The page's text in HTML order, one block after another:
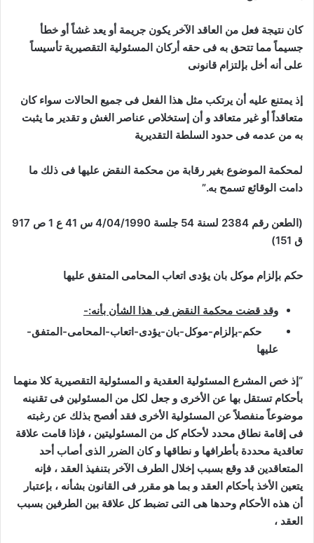
كان نتيجة فعل من العاقد الآخر يكون جريمة أو يعد غشاً أو خطأ
جسيماً مما تتحق به فى حقه أركان المسئولية التقصيرية تأسيساً
على أنه أخل بإلتزام قانونى
إذ يمتنع عليه أن يرتكب مثل هذا الفعل فى جميع الحالات سواء كان
متعاقداً أو غير متعاقد و أن إستخلاص عناصر الغش و تقدير ما يثبت
به من عدمه فى حدود السلطة التقديرية
لمحكمة الموضوع بغير رقابة من محكمة النقض عليها فى ذلك ما
دامت الوقائع تسمح به.”
(الطعن رقم 2384 لسنة 54 جلسة 4/04/1990 س 41 ع 1 ص 917
ق 151)
حكم بإلزام موكل بان يؤدى اتعاب المحامى المتفق عليها
وقد قضت محكمة النقض فى هذا الشأن بأنه:-
حكم-بإلزام-موكل-بان-يؤدى-اتعاب-المحامى-المتفق-
عليها
“إذ خص المشرع المسئولية العقدية و المسئولية التقصيرية كلا منهما
بأحكام تستقل بها عن الأخرى و جعل لكل من المسئولين فى تقنينه
موضوعاً منفصلاً عن المسئولية الأخرى فقد أفصح بذلك عن رغبته
فى إقامة نطاق محدد لأحكام كل من المسئوليتين ، فإذا قامت علاقة
تعاقدية محددة بأطرافها و نطاقها و كان الضرر الذى أصاب أحد
المتعاقدين قد وقع بسبب إخلال الطرف الآخر بتنفيذ العقد ، فإنه
يتعين الأخذ بأحكام العقد و بما هو مقرر فى القانون بشأنه ، بإعتبار
أن هذه الأحكام وحدها هى التى تضبط كل علاقة بين الطرفين بسبب
العقد ،